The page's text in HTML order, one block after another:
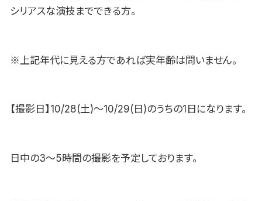
シリアスな演技までできる方。
※上記年代に見える方であれば実年齢は問いません。
【撮影日】10/28(土)〜10/29(日)のうちの1日になります。
日中の3〜5時間の撮影を予定しております。